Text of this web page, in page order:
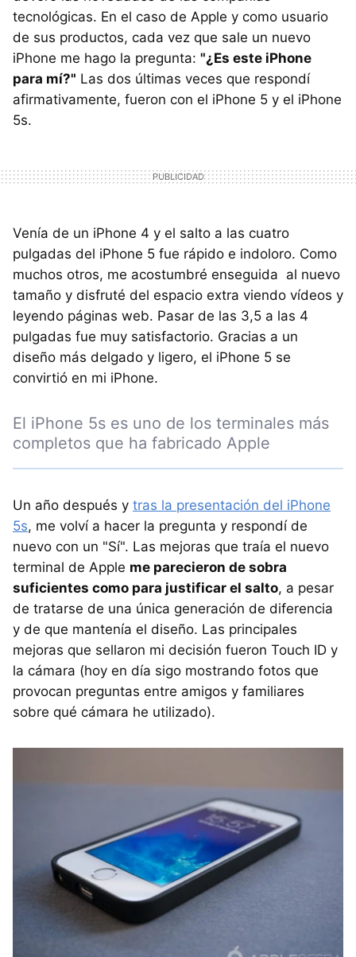
tecnológicas. En el caso de Apple y como usuario
de sus productos, cada vez que sale un nuevo
iPhone me hago la pregunta: "¿Es este iPhone
para mí?" Las dos últimas veces que respondí
afirmativamente, fueron con el iPhone 5 y el iPhone
5s.
Venía de un iPhone 4 y el salto a las cuatro
pulgadas del iPhone 5 fue rápido e indoloro. Como
muchos otros, me acostumbré enseguida al nuevo
tamaño y disfruté del espacio extra viendo vídeos y
leyendo páginas web. Pasar de las 3,5 a las 4
pulgadas fue muy satisfactorio. Gracias a un
diseño más delgado y ligero, el iPhone 5 se
convirtió en mi iPhone.
El iPhone 5s es uno de los terminales más
completos que ha fabricado Apple
Un año después y tras la presentación del iPhone
5s, me volví a hacer la pregunta y respondí de
nuevo con un "Sí". Las mejoras que traía el nuevo
terminal de Apple me parecieron de sobra
suficientes como para justificar el salto, a pesar
de tratarse de una única generación de diferencia
y de que mantenía el diseño. Las principales
mejoras que sellaron mi decisión fueron Touch ID y
la cámara (hoy en día sigo mostrando fotos que
provocan preguntas entre amigos y familiares
sobre qué cámara he utilizado).